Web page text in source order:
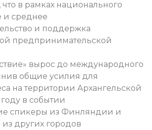
что в рамках национального
и среднее
и поддержка
предпринимательской
вырос до международного
общие усилия для
на территории Архангельской
в событии
спикеры из Финляндии и
из других городов